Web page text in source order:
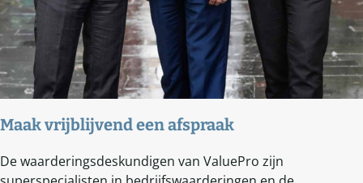
Maak vrijblijvend een afspraak
De waarderingsdeskundigen van ValuePro zijn